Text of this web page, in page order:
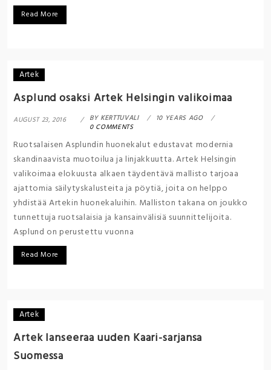
Read More
Artek
Asplund osaksi Artek Helsingin valikoimaa
AUGUST 23, 2016 BY KERTTUVALI
10 YEARS AGO
0 COMMENTS
Ruotsalaisen Asplundin huonekalut edustavat modernia
skandinaavista muotoilua ja linjakkuutta. Artek Helsingin
valikoimaa elokuusta alkaen täydentävä mallisto tarjoaa
ajattomia säilytyskalusteita ja pöytiä, joita on helppo
yhdistää Artekin huonekaluihin. Malliston takana on joukko
tunnettuja ruotsalaisia ja kansainvälisiä suunnittelijoita.
Asplund on perustettu vuonna
Read More
Artek
Artek lanseeraa uuden Kaari-sarjansa
Suomessa